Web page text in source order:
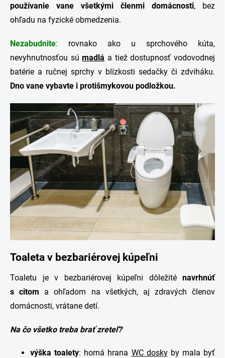
používanie vane všetkými členmi domácnosti, bez
ohľadu na fyzické obmedzenia.
Nezabudnite: rovnako ako u sprchového kúta,
nevyhnutnosťou súmadlá a tiež dostupnosť vodovodnej
batérie a ručnej sprchy v blízkosti sedačky či zdviháku.
Dno vane vybavte i protišmykovou podložkou.
Toaleta v bezbariérovej kúpeľni
Toaletu je v bezbariérovej kúpeľni dôležité navrhnúť
s citom a ohľadom na všetkých, aj zdravých členov
domácnosti, vrátane detí.
Na čo všetko treba brať zreteľ?
výška toalety: horná hrana WC doskyby mala byť